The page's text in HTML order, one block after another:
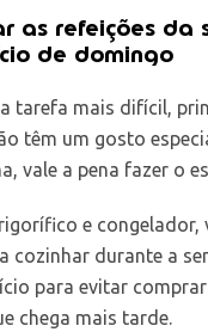
as refeições da
de domingo
tarefa mais difícil,
têm um gosto
vale a pena fazer o
e congelador,
cozinhar durante a
para evitar
chega mais tarde.